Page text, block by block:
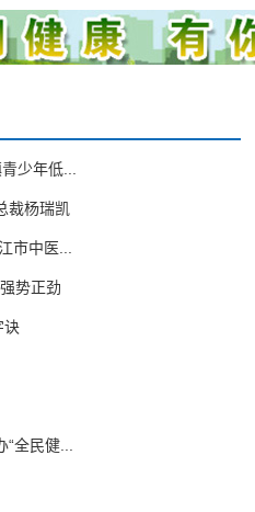
少年低...
裁杨瑞凯
市中医...
势正劲
诀
“全民健...